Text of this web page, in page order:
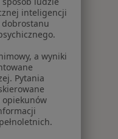
Czeladzi
inteligencji
a wyniki
Pytania
opiekunów